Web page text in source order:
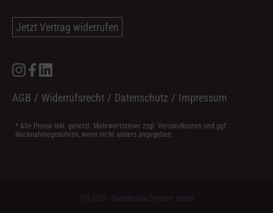
Jetzt Vertrag widerrufen
AGB / Widerrufsrecht / Datenschutz / Impressum
* Alle Preise inkl. gesetzl. Mehrwertsteuer zzgl. Versandkosten und ggf.
Nachnahmegebühren, wenn nicht anders angegeben.
(C) 2025 - Zoundhouse Dresden GmbH